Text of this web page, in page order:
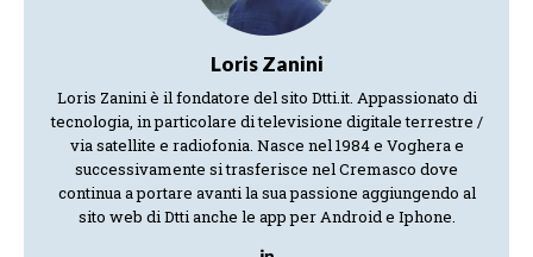
Loris Zanini
Loris Zanini è il fondatore del sito Dtti.it. Appassionato di
tecnologia, in particolare di televisione digitale terrestre /
via satellite e radiofonia. Nasce nel 1984 e Voghera e
successivamente si trasferisce nel Cremasco dove
continua a portare avanti la sua passione aggiungendo al
sito web di Dtti anche le app per Android e Iphone.